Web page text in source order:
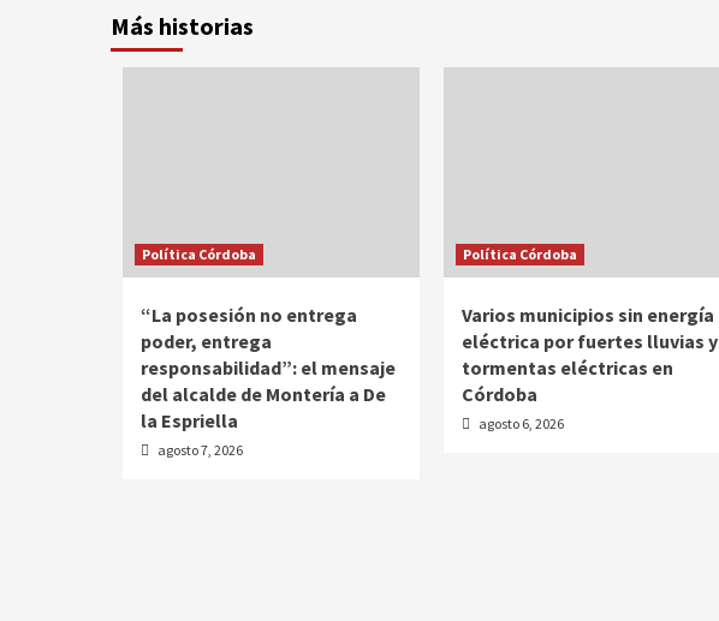
Más historias
Política Córdoba
“La posesión no entrega
poder, entrega
responsabilidad”: el mensaje
del alcalde de Montería a De
la Espriella
agosto 7, 2026
Política Córdoba
Varios municipios sin energía
eléctrica por fuertes lluvias y
tormentas eléctricas en
Córdoba
agosto 6, 2026